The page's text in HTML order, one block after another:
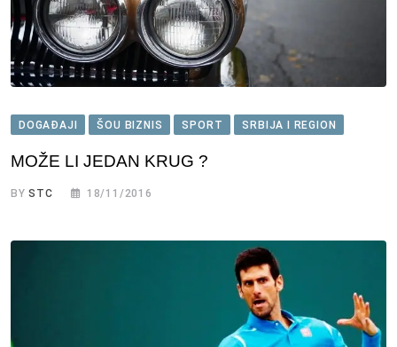
DOGAĐAJI ŠOU BIZNIS SPORT SRBIJA I REGION
MOŽE LI JEDAN KRUG ?
BYSTC 18/11/2016